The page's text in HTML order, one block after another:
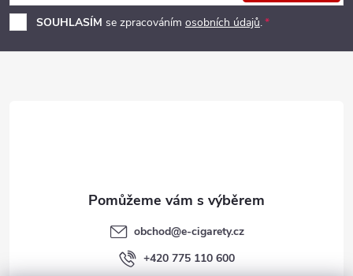
p
a
SOUHLASÍM se zpracováním osobních údajů.
obchod@e-cigarety.cz
+420 775 110 600